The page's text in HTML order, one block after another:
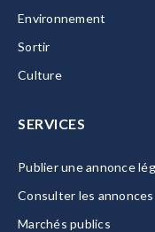
Environnement
Sortir
Culture
SERVICES
Publier une annonce
Consulter les
Marchés publics